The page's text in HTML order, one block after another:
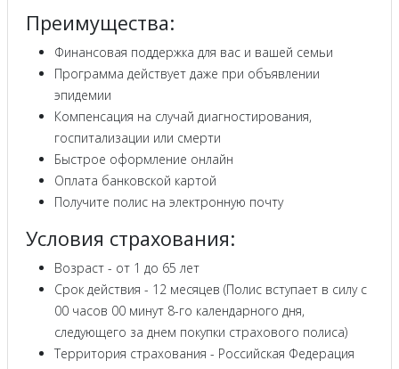
Преимущества:
Финансовая поддержка для вас и вашей семьи
Программа действует даже при объявлении
эпидемии
Компенсация на случай диагностирования,
госпитализации или смерти
Быстрое оформление онлайн
Оплата банковской картой
Получите полис на электронную почту
Условия страхования:
Возраст - от 1 до 65 лет
Срок действия - 12 месяцев (Полис вступает в силу с
00 часов 00 минут 8-го календарного дня,
следующего за днем покупки страхового полиса)
Территория страхования - Российская Федерация